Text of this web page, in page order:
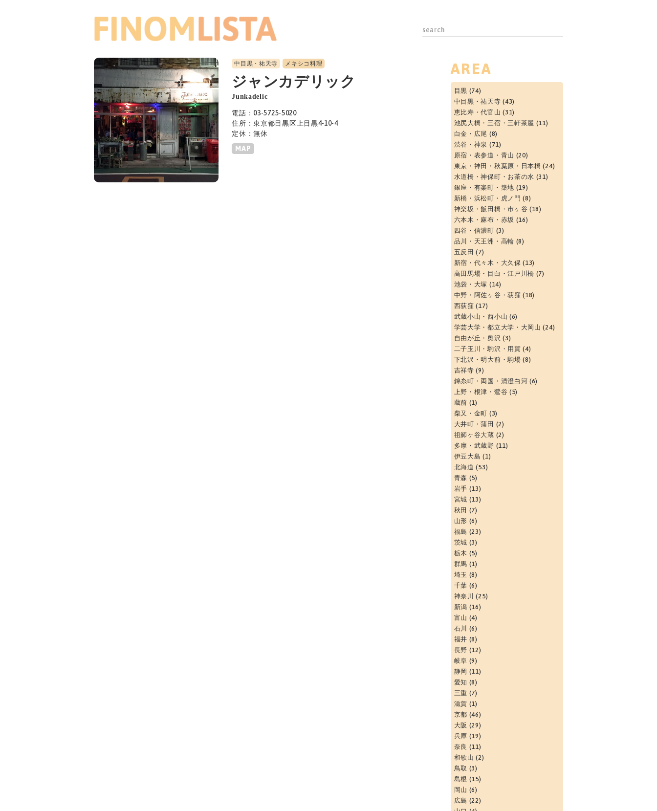
中目黒・祐天寺 メキシコ料理
ジャンカデリック
Junkadelic
電話：03-5725-5020
住所：東京都目黒区上目黒4-10-4
定休：無休
MAP
AREA
目黒 (74)
中目黒・祐天寺 (43)
恵比寿・代官山 (31)
池尻大橋・三宿・三軒茶屋 (11)
白金・広尾 (8)
渋谷・神泉 (71)
原宿・表参道・青山 (20)
東京・神田・秋葉原・日本橋 (24)
水道橋・神保町・お茶の水 (31)
銀座・有楽町・築地 (19)
新橋・浜松町・虎ノ門 (8)
神楽坂・飯田橋・市ヶ谷 (18)
六本木・麻布・赤坂 (16)
四谷・信濃町 (3)
品川・天王洲・高輪 (8)
五反田 (7)
新宿・代々木・大久保 (13)
高田馬場・目白・江戸川橋 (7)
池袋・大塚 (14)
中野・阿佐ヶ谷・荻窪 (18)
西荻窪 (17)
武蔵小山・西小山 (6)
学芸大学・都立大学・大岡山 (24)
自由が丘・奥沢 (3)
二子玉川・駒沢・用賀 (4)
下北沢・明大前・駒場 (8)
吉祥寺 (9)
錦糸町・両国・清澄白河 (6)
上野・根津・鶯谷 (5)
蔵前 (1)
柴又・金町 (3)
大井町・蒲田 (2)
祖師ヶ谷大蔵 (2)
多摩・武蔵野 (11)
伊豆大島 (1)
北海道 (53)
青森 (5)
岩手 (13)
宮城 (13)
秋田 (7)
山形 (6)
福島 (23)
茨城 (3)
栃木 (5)
群馬 (1)
埼玉 (8)
千葉 (6)
神奈川 (25)
新潟 (16)
富山 (4)
石川 (6)
福井 (8)
長野 (12)
岐阜 (9)
静岡 (11)
愛知 (8)
三重 (7)
滋賀 (1)
京都 (46)
大阪 (29)
兵庫 (19)
奈良 (11)
和歌山 (2)
鳥取 (3)
島根 (15)
岡山 (6)
広島 (22)